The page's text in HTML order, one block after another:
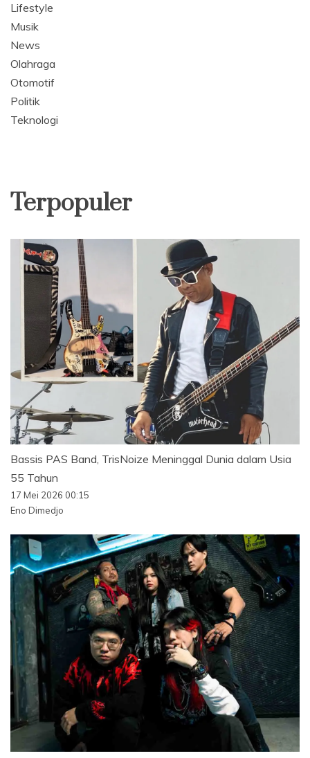
Lifestyle
Musik
News
Olahraga
Otomotif
Politik
Teknologi
Terpopuler
Bassis PAS Band, TrisNoize Meninggal Dunia dalam Usia
55 Tahun
17 Mei 2026 00:15
Eno Dimedjo